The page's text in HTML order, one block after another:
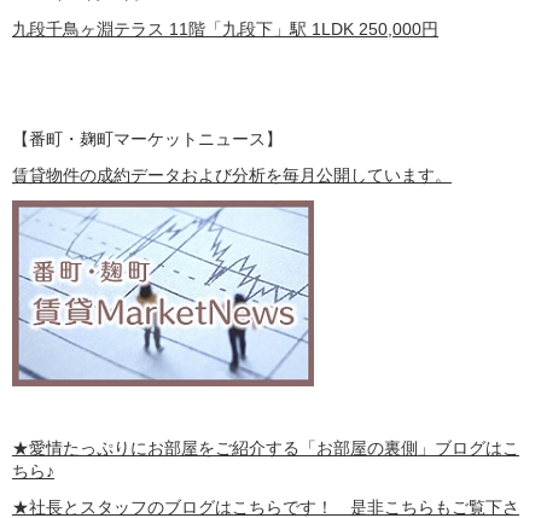
九段千鳥ヶ淵テラス 11階 「九段下」駅 1LDK 250,000円
【番町・麹町マーケットニュース】
賃貸物件の成約データおよび分析を毎月公開しています。
★愛情たっぷりにお部屋をご紹介する 「お部屋の裏側」 ブログはこ
ちら♪
★社長とスタッフのブログはこちらです！ 是非こちらもご覧下さ